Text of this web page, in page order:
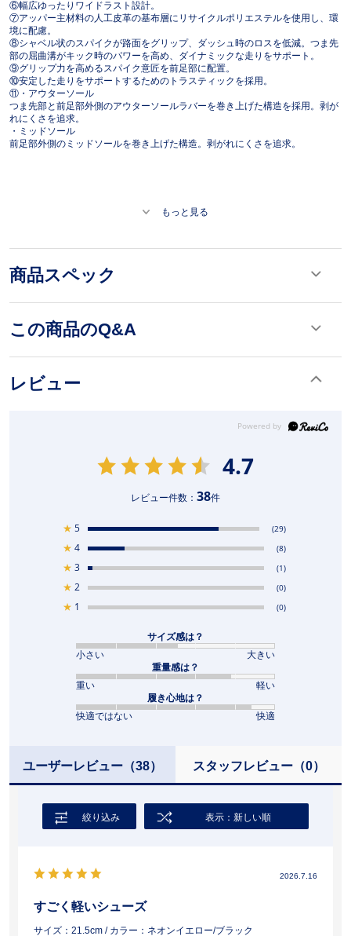
⑥幅広ゆったりワイドラスト設計。
⑦アッパー主材料の人工皮革の基布層にリサイクルポリエステルを使用し、環
境に配慮。
⑧シャベル状のスパイクが路面をグリップ、ダッシュ時のロスを低減。つま先
部の屈曲溝がキック時のパワーを高め、ダイナミックな走りをサポート。
⑨グリップ力を高めるスパイク意匠を前足部に配置。
⑩安定した走りをサポートするためのトラスティックを採用。
⑪・アウターソール
つま先部と前足部外側のアウターソールラバーを巻き上げた構造を採用。剥が
れにくさを追求。
・ミッドソール
前足部外側のミッドソールを巻き上げた構造。剥がれにくさを追求。
もっと見る
商品スペック
この商品のQ&A
レビュー
4.7
レビュー件数： 38件
★ 5 (29)
★ 4 (8)
★ 3 (1)
★ 2 (0)
★ 1 (0)
サイズ感は？
小さい
大きい
重量感は？
重い
軽い
履き心地は？
快適ではない
快適
ユーザーレビュー（38） スタッフレビュー（0）
絞り込み 表示：新しい順
2026.7.16
すごく軽いシューズ
サイズ：21.5cm / カラー：ネオンイエロー/ブラック